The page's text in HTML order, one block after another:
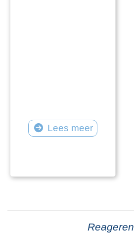
Lees meer
Reageren